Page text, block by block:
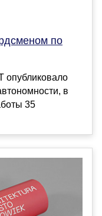
по
опубликовало
в
35